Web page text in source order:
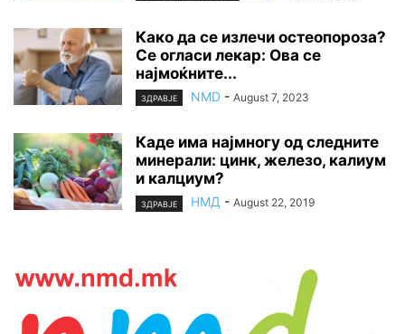
Како да се излечи остеопороза?
Се огласи лекар: Ова се
најмоќните...
ЗДРАВЈЕ NMD - August 7, 2023
Каде има најмногу од следните
минерали: цинк, железо, калиум
и калциум?
ЗДРАВЈЕ НМД - August 22, 2019